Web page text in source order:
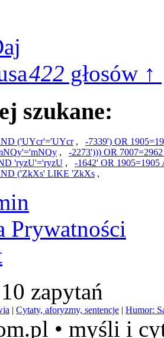
422 głosów ↑
szukane:
('UYcr'='UYcr, -7339') OR
, -2273'))) OR
'ryzU'='ryzU , -1642' OR
('ZkXs' LIKE 'ZkXs ,
Prywatności
10 zapytań
| Cytaty, aforyzmy, sentencje | Humor:
• myśli i